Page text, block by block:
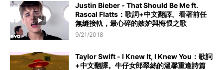
Justin Bieber - That Should Be Me ft.
Rascal Flatts：歌詞+中文翻譯。看著前任
無縫接軌，最心碎的嫉妒與悔恨之歌
9/21/2018
Taylor Swift - I Knew It, I Knew You：歌詞
+中文翻譯。牛仔女郎翠絲的溫馨重逢詩篇